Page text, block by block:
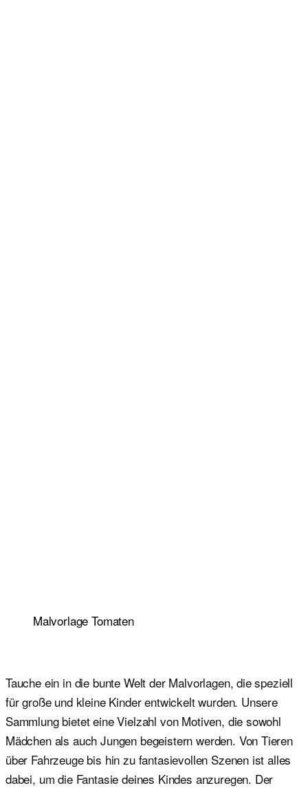
Malvorlage Tomaten
Tauche ein in die bunte Welt der Malvorlagen, die speziell
für große und kleine Kinder entwickelt wurden. Unsere
Sammlung bietet eine Vielzahl von Motiven, die sowohl
Mädchen als auch Jungen begeistern werden. Von Tieren
über Fahrzeuge bis hin zu fantasievollen Szenen ist alles
dabei, um die Fantasie deines Kindes anzuregen. Der